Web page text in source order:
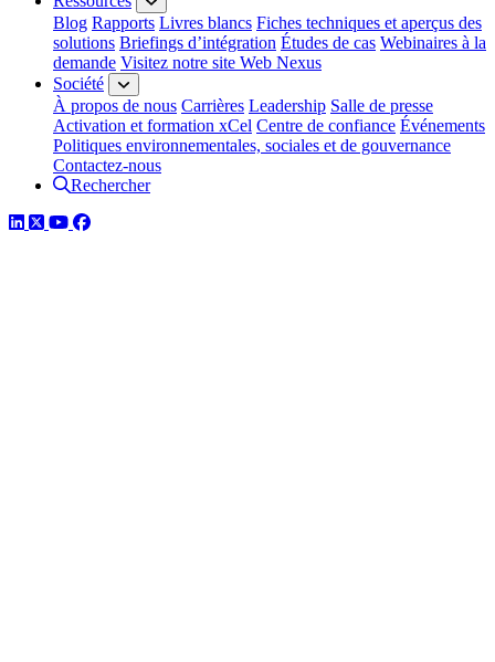
Blog Rapports Livres blancs Fiches techniques et aperçus des
solutions Briefings d’intégration Études de cas Webinaires à la
demande Visitez notre site Web Nexus
Société
À propos de nous Carrières Leadership Salle de presse
Activation et formation xCel Centre de confiance Événements
Politiques environnementales, sociales et de gouvernance
Contactez-nous
Rechercher
LinkedIn
TwitterYouTube
Facebook